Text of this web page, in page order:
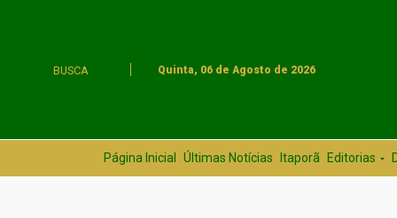
BUSCA Quinta, 06 de Agosto de 2026
Página Inicial Últimas Notícias Itaporã Editorias